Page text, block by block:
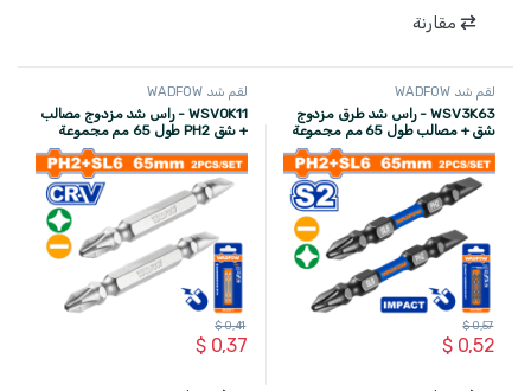
مقارنة
لقم شد WADFOW
WSV3K63 - راس شد طرق مزدوج
شق + مصالب طول 65 مم مجموعة
$0,52
$0,57
لقم شد WADFOW
WSV0K11 - راس شد مزدوج مصالب
+ شق PH2 طول 65 مم مجموعة
$0,37
$0,41